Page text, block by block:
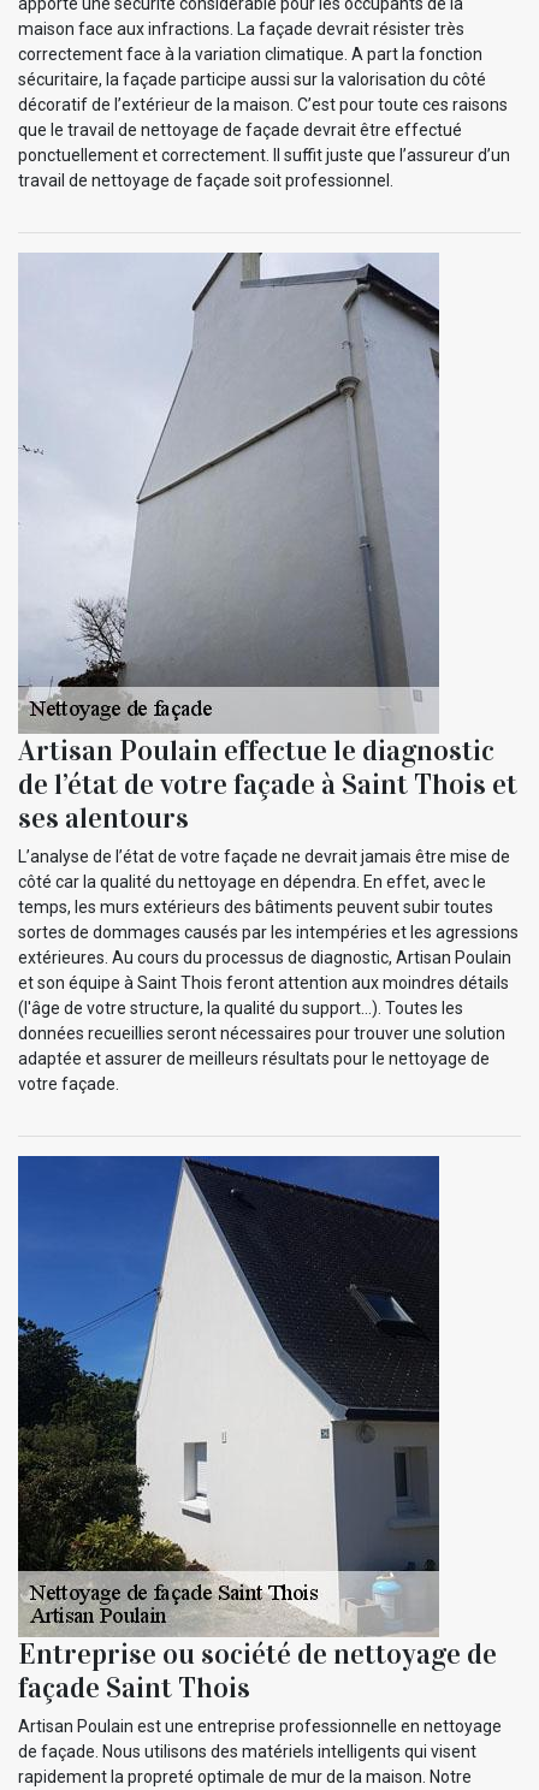
apporte une sécurité considérable pour les occupants de la
maison face aux infractions. La façade devrait résister très
correctement face à la variation climatique. A part la fonction
sécuritaire, la façade participe aussi sur la valorisation du côté
décoratif de l’extérieur de la maison. C’est pour toute ces raisons
que le travail de nettoyage de façade devrait être effectué
ponctuellement et correctement. Il suffit juste que l’assureur d’un
travail de nettoyage de façade soit professionnel.
Artisan Poulain effectue le diagnostic
de l’état de votre façade à Saint Thois et
ses alentours
L’analyse de l’état de votre façade ne devrait jamais être mise de
côté car la qualité du nettoyage en dépendra. En effet, avec le
temps, les murs extérieurs des bâtiments peuvent subir toutes
sortes de dommages causés par les intempéries et les agressions
extérieures. Au cours du processus de diagnostic, Artisan Poulain
et son équipe à Saint Thois feront attention aux moindres détails
(l'âge de votre structure, la qualité du support…). Toutes les
données recueillies seront nécessaires pour trouver une solution
adaptée et assurer de meilleurs résultats pour le nettoyage de
votre façade.
Entreprise ou société de nettoyage de
façade Saint Thois
Artisan Poulain est une entreprise professionnelle en nettoyage
de façade. Nous utilisons des matériels intelligents qui visent
rapidement la propreté optimale de mur de la maison. Notre